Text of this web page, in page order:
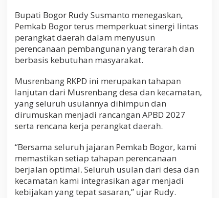
Bupati Bogor Rudy Susmanto menegaskan,
Pemkab Bogor terus memperkuat sinergi lintas
perangkat daerah dalam menyusun
perencanaan pembangunan yang terarah dan
berbasis kebutuhan masyarakat.
Musrenbang RKPD ini merupakan tahapan
lanjutan dari Musrenbang desa dan kecamatan,
yang seluruh usulannya dihimpun dan
dirumuskan menjadi rancangan APBD 2027
serta rencana kerja perangkat daerah.
“Bersama seluruh jajaran Pemkab Bogor, kami
memastikan setiap tahapan perencanaan
berjalan optimal. Seluruh usulan dari desa dan
kecamatan kami integrasikan agar menjadi
kebijakan yang tepat sasaran,” ujar Rudy.